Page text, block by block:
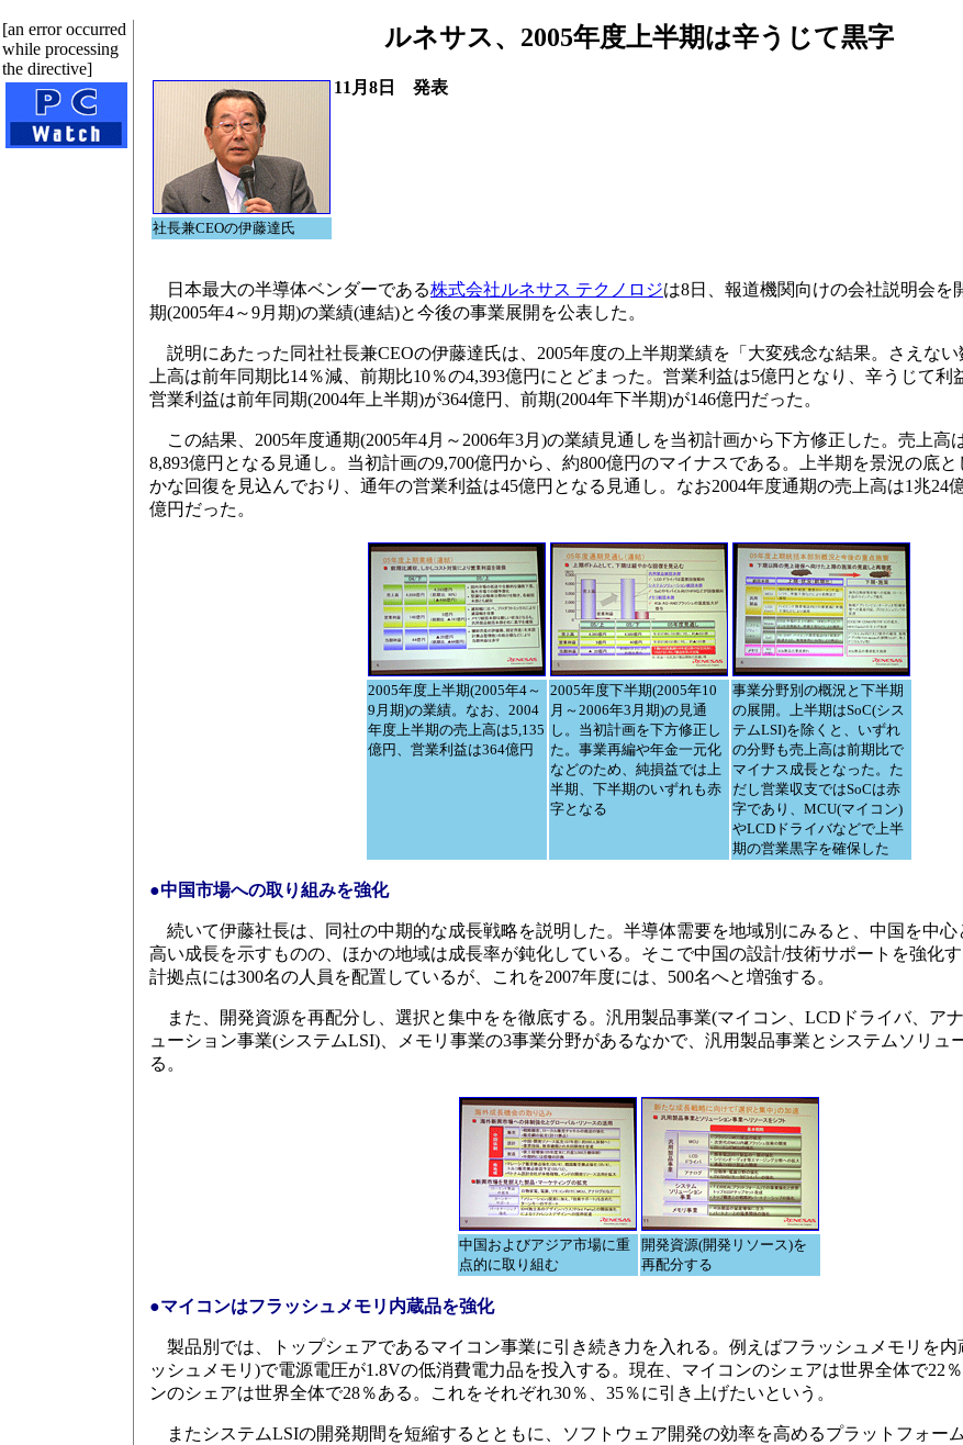
[an error occurred
while processing
the directive]
ルネサス、2005年度上半期は辛うじて黒字
社長兼CEOの伊藤達氏
11月8日 発表
日本最大の半導体ベンダーである株式会社ルネサス テクノロジは8日、報道機関向けの会社説明会を
期(2005年4～9月期)の業績(連結)と今後の事業展開を公表した。
説明にあたった同社社長兼CEOの伊藤達氏は、2005年度の上半期業績を「大変残念な結果。さえな
上高は前年同期比14％減、前期比10％の4,393億円にとどまった。営業利益は5億円となり、辛うじて
営業利益は前年同期(2004年上半期)が364億円、前期(2004年下半期)が146億円だった。
この結果、2005年度通期(2005年4月～2006年3月)の業績見通しを当初計画から下方修正した。売上高
8,893億円となる見通し。当初計画の9,700億円から、約800億円のマイナスである。上半期を景況の底
かな回復を見込んでおり、通年の営業利益は45億円となる見通し。なお2004年度通期の売上高は1兆24
億円だった。
2005年度上半期(2005年4～
9月期)の業績。なお、2004
年度上半期の売上高は5,135
億円、営業利益は364億円
2005年度下半期(2005年10
月～2006年3月期)の見通
し。当初計画を下方修正し
た。事業再編や年金一元化
などのため、純損益では上
半期、下半期のいずれも赤
字となる
事業分野別の概況と下半期
の展開。上半期はSoC(シス
テムLSI)を除くと、いずれ
の分野も売上高は前期比で
マイナス成長となった。た
だし営業収支ではSoCは赤
字であり、MCU(マイコン)
やLCDドライバなどで上半
期の営業黒字を確保した
●中国市場への取り組みを強化
続いて伊藤社長は、同社の中期的な成長戦略を説明した。半導体需要を地域別にみると、中国を中心
高い成長を示すものの、ほかの地域は成長率が鈍化している。そこで中国の設計/技術サポートを強化
計拠点には300名の人員を配置しているが、これを2007年度には、500名へと増強する。
また、開発資源を再配分し、選択と集中をを徹底する。汎用製品事業(マイコン、LCDドライバ、ア
ューション事業(システムLSI)、メモリ事業の3事業分野があるなかで、汎用製品事業とシステムソリュ
る。
中国およびアジア市場に重
点的に取り組む
開発資源(開発リソース)を
再配分する
●マイコンはフラッシュメモリ内蔵品を強化
製品別では、トップシェアであるマイコン事業に引き続き力を入れる。例えばフラッシュメモリを内
ッシュメモリ)で電源電圧が1.8Vの低消費電力品を投入する。現在、マイコンのシェアは世界全体で22
ンのシェアは世界全体で28％ある。これをそれぞれ30％、35％に引き上げたいという。
またシステムLSIの開発期間を短縮するとともに、ソフトウェア開発の効率を高めるプラットフォー